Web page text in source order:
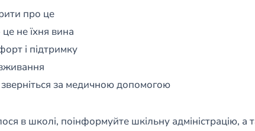
про це
не їхня вина
і підтримку
зверніться за медичною допомогою
в школі, поінформуйте шкільну адміністрацію, а